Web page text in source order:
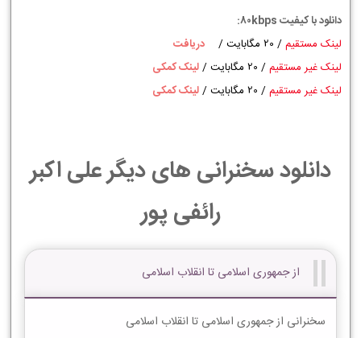
دانلود با کیفیت 80kbps:
لینک مستقیم/ 20 مگابایت /
دریافت
لینک غیر مستقیم/ 20 مگابایت /لینک کمکی
لینک غیر مستقیم/ 20 مگابایت /لینک کمکی
دانلود سخنرانی های دیگر علی اکبر
رائفی پور
از جمهوری اسلامی تا انقلاب اسلامی
سخنرانی از جمهوری اسلامی تا انقلاب اسلامی